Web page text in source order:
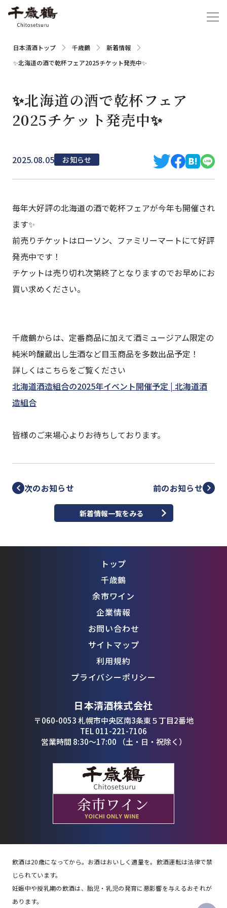
日本清酒トップ 千歳鶴
新着情報
✨北海道の酒で乾杯フェア2025チケット発売中✨
✨北海道の酒で乾杯フェア
2025チケット発売中✨
2025.08.05 お知らせ
毎年大好評の北海道の酒で乾杯フェアが今年も開催され
ます✨
前売りチケットはローソン、ファミリーマートにて好評
発売中です！
チケットは売り切れ次第終了となりますのでお早めにお
買い求めください。
千歳鶴からは、定番商品に加えて酒ミュージアム限定の
純米吟醸蔵出し生酒など目玉商品を多数出品予定！
詳しくはこちらをご覧ください
北海道酒造組合の2025年イベント開催予定 | 北海道酒
造組合
皆様のご来場心よりお待ちしております。
次のお知らせ 前のお知らせ
新着情報一覧をみる
トップ
千歳鶴
余市ワイン
企業情報
お問い合わせ
サイトマップ
利用規約
プライバシーポリシー
日本清酒株式会社
〒060-0053 札幌市中央区南3条東５丁目2番地
TEL 011-221-7106
営業時間 8:30〜17:00 （土・日・祝除く）
飲酒は20歳になってから。お酒はおいしく適量を。飲酒運転は法律で禁
じられています。
妊娠中や授乳期の飲酒は、胎児・乳児の発育に悪影響を与えるおそれが
あります。